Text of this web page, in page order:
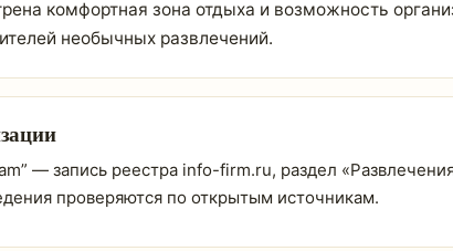
комфортная зона отдыха и возможность
необычных развлечений.
— запись реестра info-firm.ru, раздел
проверяются по открытым источникам.